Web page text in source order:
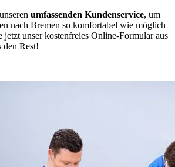
umfassenden Kundenservice, um
nach Bremen so komfortabel wie möglich
jetzt unser kostenfreies Online-Formular aus
den Rest!